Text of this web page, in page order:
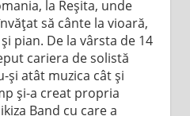
la Reşita, unde
să cânte la vioară,
pian. De la vârsta de 14
cariera de solistă
şi atât muzica cât şi
şi-a creat propria
Band cu care a